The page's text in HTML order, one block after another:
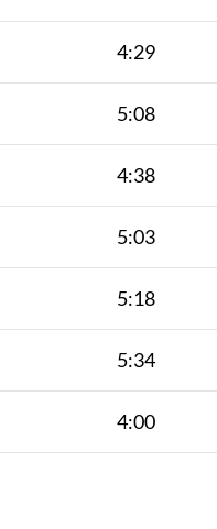
4:29
5:08
4:38
5:03
5:18
5:34
4:00